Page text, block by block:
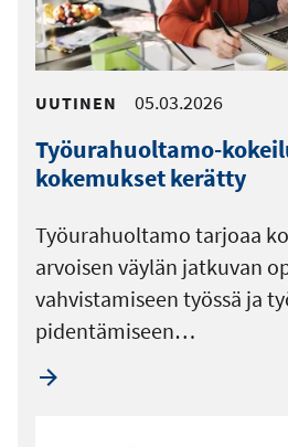
UUTINEN 05.03.2026
Työurahuoltamo-
kokemukset kerätty
Työurahuoltamo tarjoaa
arvoisen väylän jatkuvan
vahvistamiseen työssä ja
pidentämiseen…